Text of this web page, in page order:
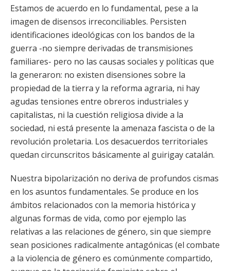
Estamos de acuerdo en lo fundamental, pese a la
imagen de disensos irreconciliables. Persisten
identificaciones ideológicas con los bandos de la
guerra -no siempre derivadas de transmisiones
familiares- pero no las causas sociales y políticas que
la generaron: no existen disensiones sobre la
propiedad de la tierra y la reforma agraria, ni hay
agudas tensiones entre obreros industriales y
capitalistas, ni la cuestión religiosa divide a la
sociedad, ni está presente la amenaza fascista o de la
revolución proletaria. Los desacuerdos territoriales
quedan circunscritos básicamente al guirigay catalán.
Nuestra bipolarización no deriva de profundos cismas
en los asuntos fundamentales. Se produce en los
ámbitos relacionados con la memoria histórica y
algunas formas de vida, como por ejemplo las
relativas a las relaciones de género, sin que siempre
sean posiciones radicalmente antagónicas (el combate
a la violencia de género es comúnmente compartido,